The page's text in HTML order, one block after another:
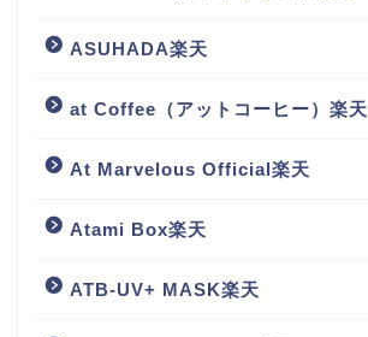
ASUHADA楽天
at Coffee（アットコーヒー）楽天
At Marvelous Official楽天
Atami Box楽天
ATB-UV+ MASK楽天